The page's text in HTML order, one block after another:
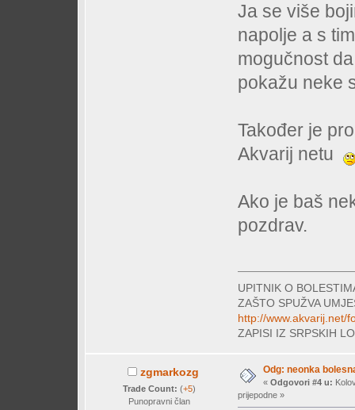
Ja se više
napolje a s
mogučnost
pokažu neke
Također je
Akvarij netu
Ako je baš
pozdrav.
UPITNIK O
ZAŠTO SPUŽVA
http://www.akvarij.net/
ZAPISI IZ SRPSKIH
zgmarkozg
Trade Count: (+5)
Punopravni član
Odg: neonka
« Odgovori #4 u:
prijepodne »